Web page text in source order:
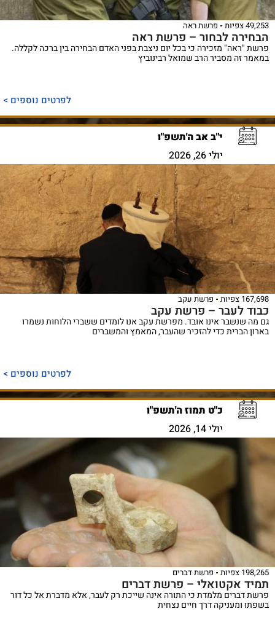
49,253 צפיות פרשת ראה
הבחירה לבחור – פרשת ראה
פרשת "ראה" מזכירה כי בכל יום ניצבת בפני האדם הבחירה בין ברכה לקללה.
במאמר זה מסביר הרב שמואל רבינוביץ
לפרטים נוספים >
י"ב אב ה'תשפ"ו
יולי 26, 2026
167,698 צפיות פרשת עקב
כבוד לעבר – פרשת עקב
גם מה שנשבר אינו אובד. מפרשת עקב אנו לומדים ששברי הלוחות נשמרו
בארון הברית כדי להזכיר שהעבר, המאמץ והמשברים
לפרטים נוספים >
כ"ט תמוז ה'תשפ"ו
יולי 14, 2026
198,265 צפיות פרשת דברים
תמיד אקטואלי – פרשת דברים
פרשת דברים מלמדת כי התורה אינה שייכת רק לעבר, אלא מדברת אל כל דור
בשפתו ומעניקה דרך חיים נצחית